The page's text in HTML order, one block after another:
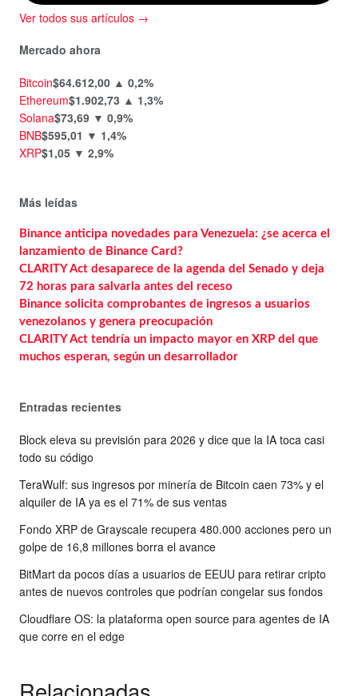
Ver todos sus artículos →
Mercado ahora
Bitcoin$64.612,00 ▲ 0,2%
Ethereum$1.902,73 ▲ 1,3%
Solana$73,69 ▼ 0,9%
BNB$595,01 ▼ 1,4%
XRP$1,05 ▼ 2,9%
Más leídas
Binance anticipa novedades para Venezuela: ¿se acerca el
lanzamiento de Binance Card?
CLARITY Act desaparece de la agenda del Senado y deja
72 horas para salvarla antes del receso
Binance solicita comprobantes de ingresos a usuarios
venezolanos y genera preocupación
CLARITY Act tendría un impacto mayor en XRP del que
muchos esperan, según un desarrollador
Entradas recientes
Block eleva su previsión para 2026 y dice que la IA toca casi
todo su código
TeraWulf: sus ingresos por minería de Bitcoin caen 73% y el
alquiler de IA ya es el 71% de sus ventas
Fondo XRP de Grayscale recupera 480.000 acciones pero un
golpe de 16,8 millones borra el avance
BitMart da pocos días a usuarios de EEUU para retirar cripto
antes de nuevos controles que podrían congelar sus fondos
Cloudflare OS: la plataforma open source para agentes de IA
que corre en el edge